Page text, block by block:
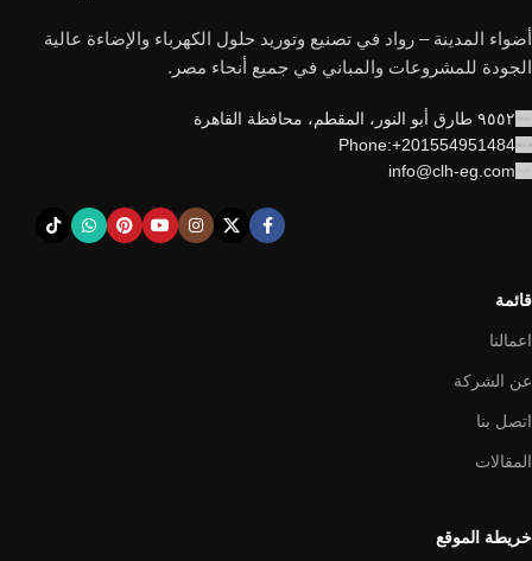
أضواء المدينة – رواد في تصنيع وتوريد حلول الكهرباء والإضاءة عالية
الجودة للمشروعات والمباني في جميع أنحاء مصر.
٩٥٥٢ طارق أبو النور، المقطم، محافظة القاهرة
Phone:+201554951484
info@clh-eg.com
قائمة
اعمالنا
عن الشركة
اتصل بنا
المقالات
خريطة الموقع